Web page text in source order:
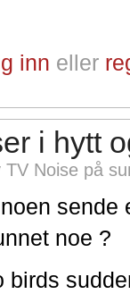
inn eller
i hytt
TV Noise på
sende
noe ?
birds